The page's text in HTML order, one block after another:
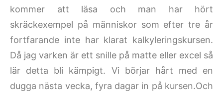
kommer att läsa och man har hört
skräckexempel på människor som efter tre år
fortfarande inte har klarat kalkyleringskursen.
Då jag varken är ett snille på matte eller excel så
lär detta bli kämpigt. Vi börjar hårt med en
dugga nästa vecka, fyra dagar in på kursen.Och